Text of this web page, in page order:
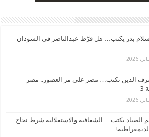
بدر يكتب… هل فرَّط عبدالناصر في السودان
الدين تكتب… مصر على مر العصور.. مصر
3
الصياد يكتب… الشفافية والاستقلالية شرط نجاح